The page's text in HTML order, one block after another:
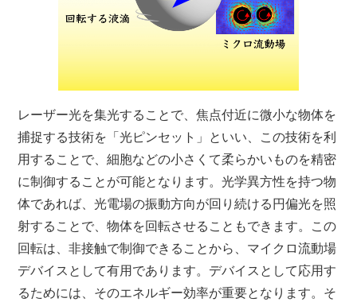
レーザー光を集光することで、焦点付近に微小な物体を
捕捉する技術を「光ピンセット」といい、この技術を利
用することで、細胞などの小さくて柔らかいものを精密
に制御することが可能となります。光学異方性を持つ物
体であれば、光電場の振動方向が回り続ける円偏光を照
射することで、物体を回転させることもできます。この
回転は、非接触で制御できることから、マイクロ流動場
デバイスとして有用であります。デバイスとして応用す
るためには、そのエネルギー効率が重要となります。そ